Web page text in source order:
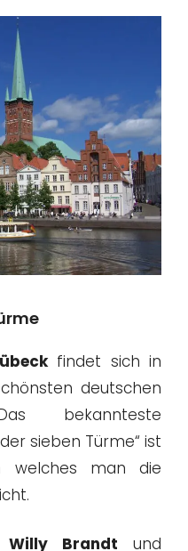
findet sich in
deutschen
bekannteste
sieben Türme“ ist
welches man die
Brandt und